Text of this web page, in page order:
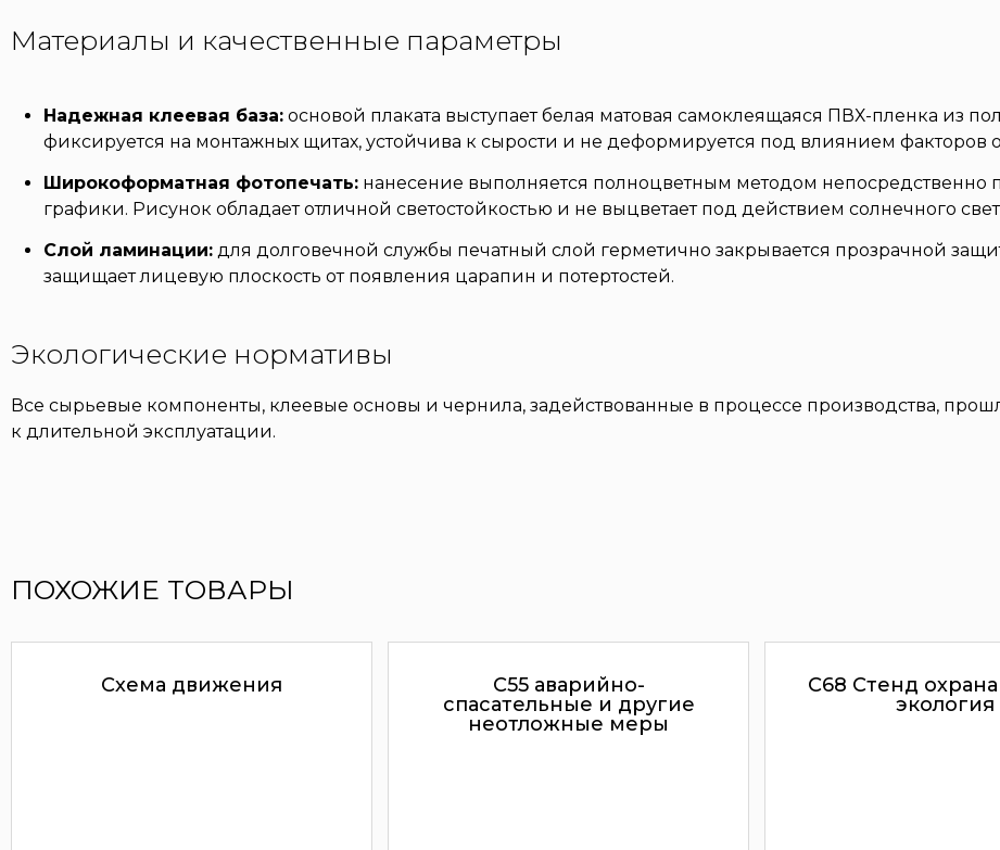
Материалы и качественные параметры
Надежная клеевая база: основой плаката выступает белая матовая самоклеящаяся ПВХ-пленка из
фиксируется на монтажных щитах, устойчива к сырости и не деформируется под влиянием
Широкоформатная фотопечать: нанесение выполняется полноцветным методом непосредственно
графики. Рисунок обладает отличной светостойкостью и не выцветает под действием солнечного
Слой ламинации: для долговечной службы печатный слой герметично закрывается прозрачной
защищает лицевую плоскость от появления царапин и потертостей.
Экологические нормативы
Все сырьевые компоненты, клеевые основы и чернила, задействованные в процессе производства,
к длительной эксплуатации.
ПОХОЖИЕ ТОВАРЫ
Схема движения
С55 аварийно-
спасательные и другие
неотложные меры
С68 Стенд
экология